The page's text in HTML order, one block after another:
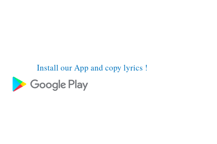
Install our App and copy lyrics !